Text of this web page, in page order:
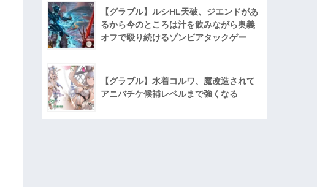
【グラブル】ルシHL天破、ジエンドがあ
るから今のところは汁を飲みながら奥義
オフで殴り続けるゾンビアタックゲー
【グラブル】水着コルワ、魔改造されて
アニバチケ候補レベルまで強くなる